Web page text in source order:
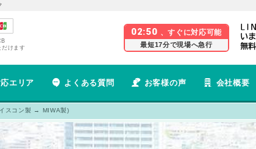
けます
02:50 、すぐに対応可能
最短17分で現場へ急行
エリア よくある質問 お客様の声 会社概要
イスコン製 → MIWA製)